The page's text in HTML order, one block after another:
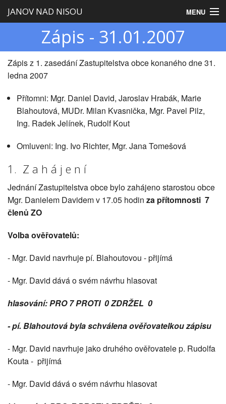
JANOV NAD NISOU MENU
Zastupitelstvo
Obec
Turistika
Zápis - 31.01.2007
Zápis z 1. zasedání Zastupitelstva obce konaného dne 31.
ledna 2007
Přítomni: Mgr. Daniel David, Jaroslav Hrabák, Marie
Blahoutová, MUDr. Milan Kvasnička, Mgr. Pavel Pilz,
Ing. Radek Jelínek, Rudolf Kout
Omluveni: Ing. Ivo Richter, Mgr. Jana Tomešová
1. Z a h á j e n í
Jednání Zastupitelstva obce bylo zahájeno starostou obce
Mgr. Danielem Davidem v 17.05 hodin za přítomnosti 7
členů ZO
Volba ověřovatelů:
- Mgr. David navrhuje pí. Blahoutovou - přijímá
- Mgr. David dává o svém návrhu hlasovat
hlasování: PRO 7 PROTI 0 ZDRŽEL 0
- pí. Blahoutová byla schválena ověřovatelkou zápisu
- Mgr. David navrhuje jako druhého ověřovatele p. Rudolfa
Kouta - přijímá
- Mgr. David dává o svém návrhu hlasovat